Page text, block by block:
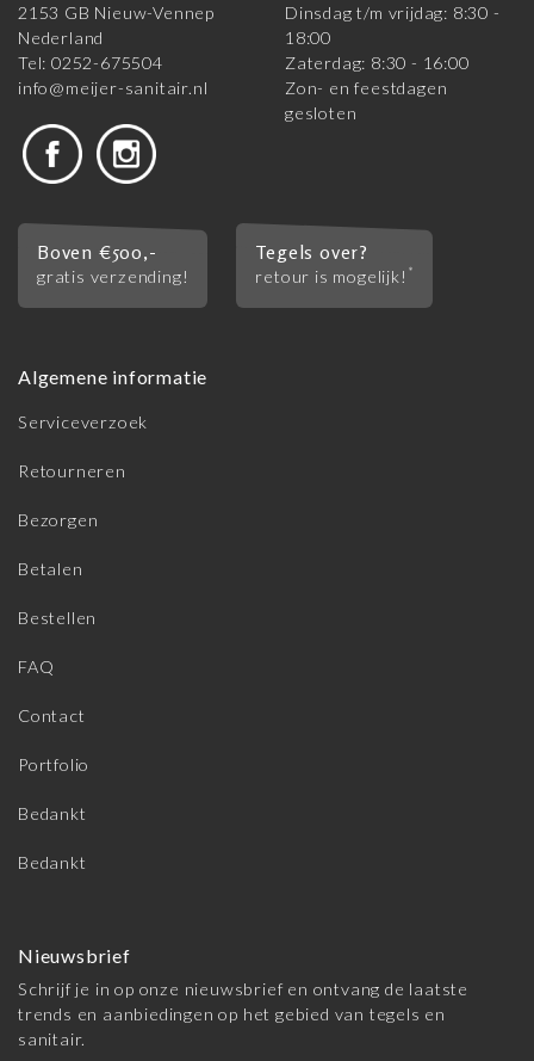
2153 GB Nieuw-Vennep
Nederland
Tel: 0252-675504
info@meijer-sanitair.nl
Dinsdag t/m vrijdag: 8:30 -
18:00
Zaterdag: 8:30 - 16:00
Zon- en feestdagen
gesloten
Boven €500,-
gratis verzending!
Tegels over?
retour is mogelijk! *
Algemene informatie
Serviceverzoek
Retourneren
Bezorgen
Betalen
Bestellen
FAQ
Contact
Portfolio
Bedankt
Bedankt
Nieuwsbrief
Schrijf je in op onze nieuwsbrief en ontvang de laatste
trends en aanbiedingen op het gebied van tegels en
sanitair.